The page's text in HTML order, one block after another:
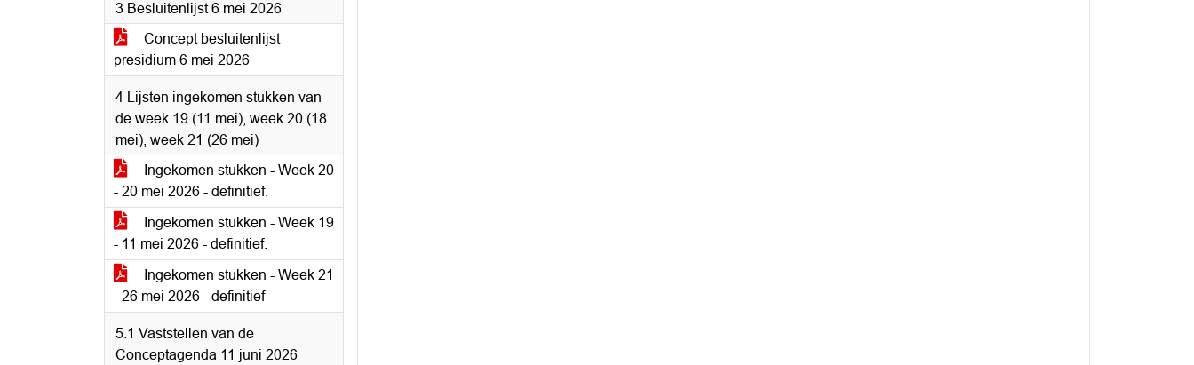
3 Besluitenlijst 6 mei 2026
Concept besluitenlijst
presidium 6 mei 2026
4 Lijsten ingekomen stukken van
de week 19 (11 mei), week 20 (18
mei), week 21 (26 mei)
Ingekomen stukken - Week 20
- 20 mei 2026 - definitief.
Ingekomen stukken - Week 19
- 11 mei 2026 - definitief.
Ingekomen stukken - Week 21
- 26 mei 2026 - definitief
5.1 Vaststellen van de
Conceptagenda 11 juni 2026